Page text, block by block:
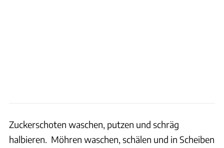
Zuckerschoten waschen, putzen und schräg
halbieren. Möhren waschen, schälen und in Scheiben